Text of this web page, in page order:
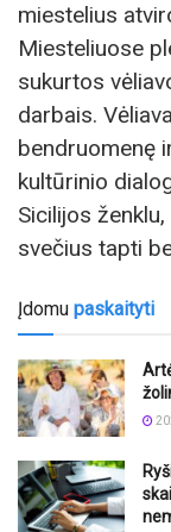
miestelius
Miesteliuose
sukurtos
darbais.
bendruomenę
kultūrinio
Sicilijos
svečius tapti
Įdomu paskaityti